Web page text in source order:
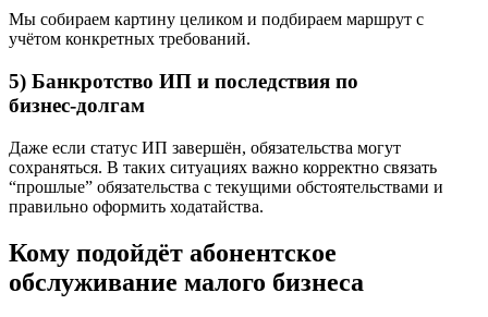
Мы собираем картину целиком и подбираем маршрут с
учётом конкретных требований.
5) Банкротство ИП и последствия по
бизнес‑долгам
Даже если статус ИП завершён, обязательства могут
сохраняться. В таких ситуациях важно корректно связать
“прошлые” обязательства с текущими обстоятельствами и
правильно оформить ходатайства.
Кому подойдёт абонентское
обслуживание малого бизнеса